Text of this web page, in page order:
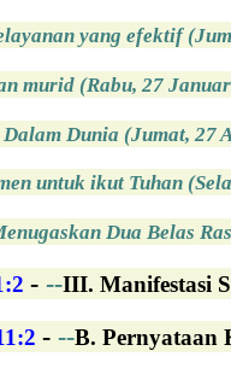
yang efektif
murid (Rabu, 27
Dunia (Jumat, 27
untuk ikut Tuhan
Dua Belas
- --III. Manifestasi
- --B. Pernyataan